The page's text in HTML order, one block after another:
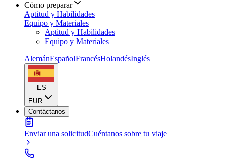
Cómo preparar
Aptitud y Habilidades
Equipo y Materiales
Aptitud y Habilidades
Equipo y Materiales
AlemánEspañolFrancésHolandésInglés
ES
EUR
Contáctanos
Enviar una solicitudCuéntanos sobre tu viaje